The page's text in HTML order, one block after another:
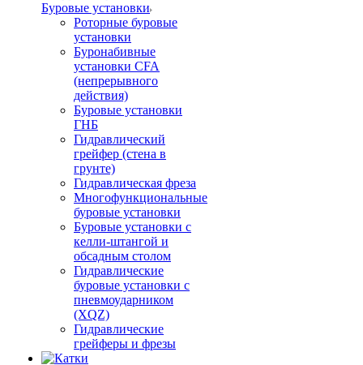
Буровые установки
Роторные буровые
установки
Буронабивные
установки CFA
(непрерывного
действия)
Буровые установки
ГНБ
Гидравлический
грейфер (стена в
грунте)
Гидравлическая фреза
Многофункциональные
буровые установки
Буровые установки с
келли-штангой и
обсадным столом
Гидравлические
буровые установки с
пневмоударником
(XQZ)
Гидравлические
грейферы и фрезы